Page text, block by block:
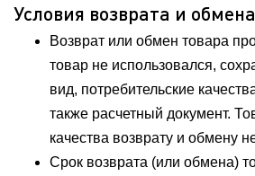
Условия возврата и
Возврат или обмен товара
товар не использовался,
вид, потребительские
также расчетный документ.
качества возврату и обмену
Срок возврата (или обмена)